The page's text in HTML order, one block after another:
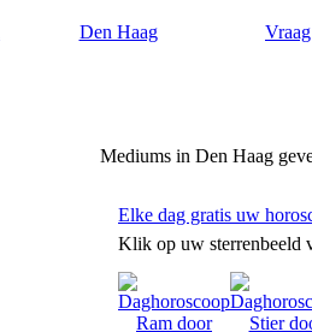
Den Haag
Mediums in Den Haag
Elke dag gratis uw
Klik op uw sterrenbeeld